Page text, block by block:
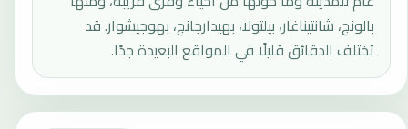
بالونج، شانتيناغار، بيلتولا، بهيدارجانج، بهوجيشوار. قد
تختلف الدقائق قليلًا في المواقع البعيدة جدًا.